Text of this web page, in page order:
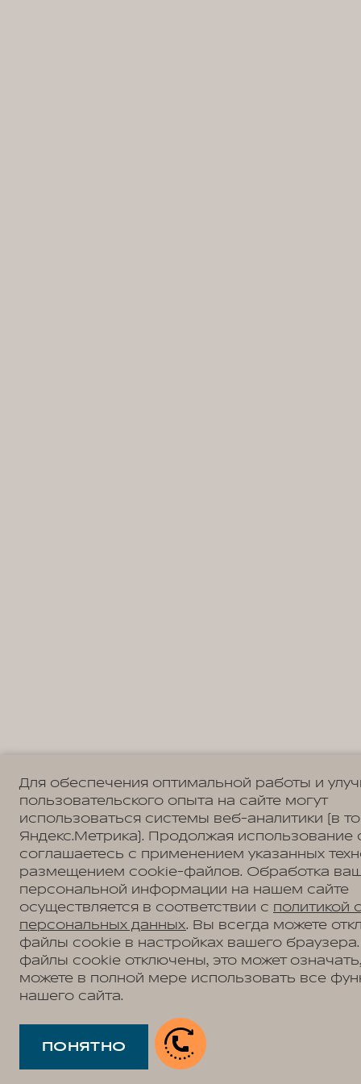
Для обеспечения оптимальной работы и
пользовательского опыта на сайте могут
использоваться системы веб-аналитики (в
Яндекс.Метрика). Продолжая использование
соглашаетесь с применением указанных
размещением cookie-файлов. Обработка
персональной информации на нашем сайте
осуществляется в соответствии с политикой
персональных данных. Вы всегда можете
файлы cookie в настройках вашего
файлы cookie отключены, это может
можете в полной мере использовать все
нашего сайта.
ПОНЯТНО